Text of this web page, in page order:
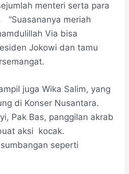
menteri serta para
“Suasananya meriah
Via bisa
Jokowi dan tamu
juga Wika Salim, yang
di Konser Nusantara.
Pak Bas, panggilan akrab
aksi kocak.
seperti